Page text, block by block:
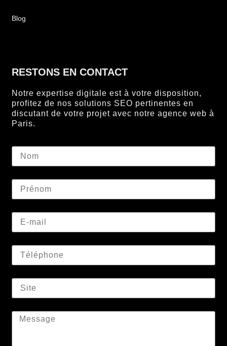
Blog
RESTONS EN CONTACT
Notre expertise digitale est à votre disposition,
profitez de nos solutions SEO pertinentes en
discutant de votre projet avec notre agence web à
Paris.